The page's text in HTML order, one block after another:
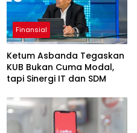
Finansial
Ketum Asbanda Tegaskan
KUB Bukan Cuma Modal,
tapi Sinergi IT dan SDM